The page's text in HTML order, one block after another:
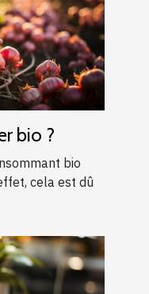
bio ?
bio
cela est dû